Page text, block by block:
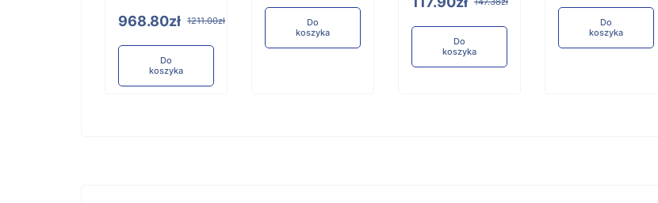
968.80zł 1211.00zł
Do
koszyka
Do
koszyka
Do
koszyka
Do
koszyka